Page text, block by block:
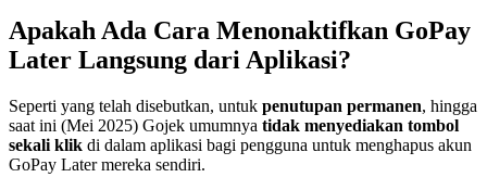
Apakah Ada Cara Menonaktifkan GoPay
Later Langsung dari Aplikasi?
Seperti yang telah disebutkan, untuk penutupan permanen, hingga
saat ini (Mei 2025) Gojek umumnya tidak menyediakan tombol
sekali klik di dalam aplikasi bagi pengguna untuk menghapus akun
GoPay Later mereka sendiri.